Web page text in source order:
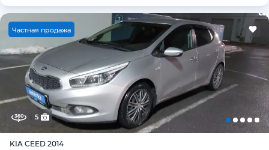
Частная продажа
5
KIA CEED 2014